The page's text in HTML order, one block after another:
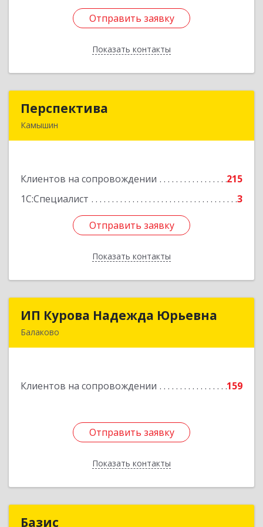
Отправить заявку
Показать контакты
Отправить заявку
Назад
Перспектива
Камышин
Клиентов на сопровождении
215
1С:Специалист
3
Отправить заявку
Показать контакты
Подробнее
Отправить заявку
Назад
ИП Курова Надежда Юрьевна
Балаково
Клиентов на сопровождении 159
Отправить заявку
Показать контакты
ИП Курова Надежда Юрьевна
Подробнее
Отправить заявку
Назад
Базис